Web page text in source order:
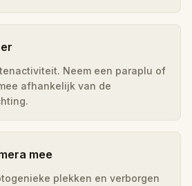
Neem een paraplu of
afhankelijk van de
mee
plekken en verborgen